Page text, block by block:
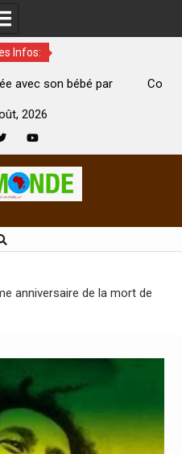
Infos:
Le ministre Indien
2026
anniversaire de la mort de